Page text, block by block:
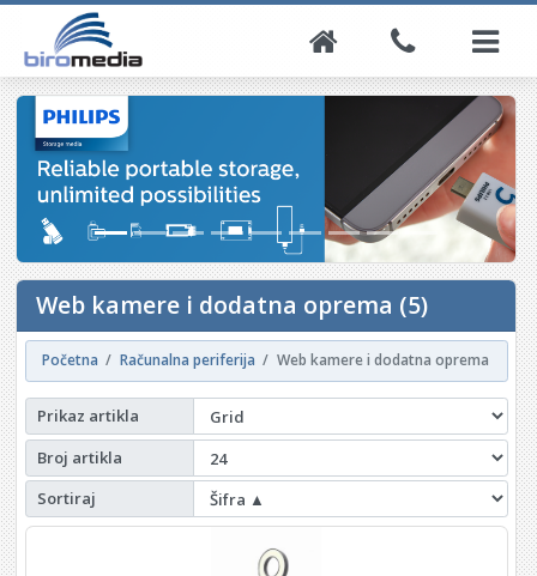
Web kamere i dodatna oprema (5)
Početna Računalna periferija Web kamere i dodatna oprema
Prikaz artikla
Broj artikla
Sortiraj